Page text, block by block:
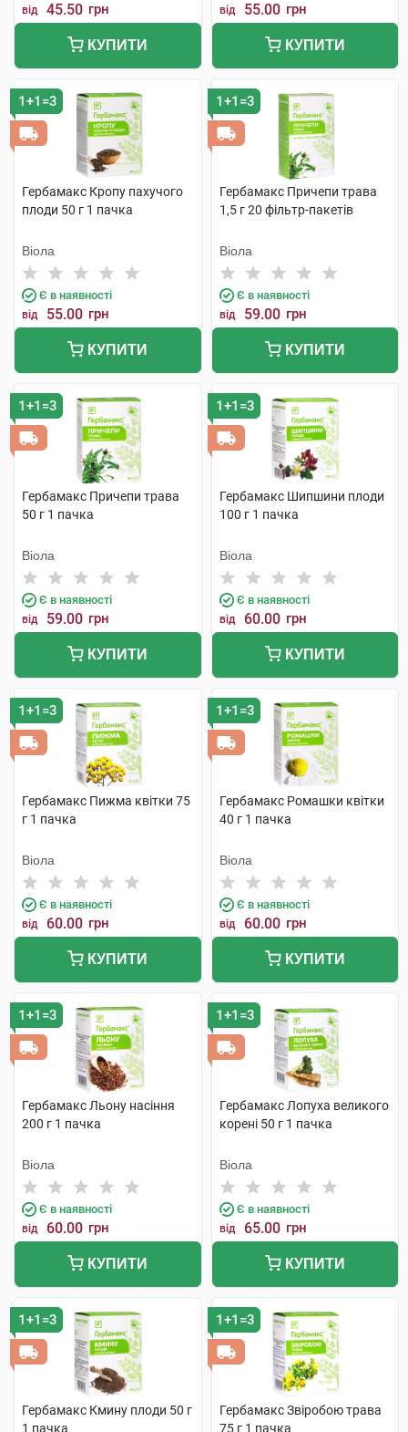
від 45.50 грн
КУПИТИ
від 55.00 грн
КУПИТИ
1+1=3
Гербамакс Кропу пахучого
плоди 50 г 1 пачка
Віола
Є в наявності
від 55.00 грн
КУПИТИ
1+1=3
Гербамакс Причепи трава
1,5 г 20 фільтр-пакетів
Віола
Є в наявності
від 59.00 грн
КУПИТИ
1+1=3
Гербамакс Причепи трава
50 г 1 пачка
Віола
Є в наявності
від 59.00 грн
КУПИТИ
1+1=3
Гербамакс Шипшини плоди
100 г 1 пачка
Віола
Є в наявності
від 60.00 грн
КУПИТИ
1+1=3
Гербамакс Пижма квітки 75
г 1 пачка
Віола
Є в наявності
від 60.00 грн
КУПИТИ
1+1=3
Гербамакс Ромашки квітки
40 г 1 пачка
Віола
Є в наявності
від 60.00 грн
КУПИТИ
1+1=3
Гербамакс Льону насіння
200 г 1 пачка
Віола
Є в наявності
від 60.00 грн
КУПИТИ
1+1=3
Гербамакс Лопуха великого
корені 50 г 1 пачка
Віола
Є в наявності
від 65.00 грн
КУПИТИ
1+1=3
Гербамакс Кмину плоди 50 г
1 пачка
1+1=3
Гербамакс Звіробою трава
75 г 1 пачка